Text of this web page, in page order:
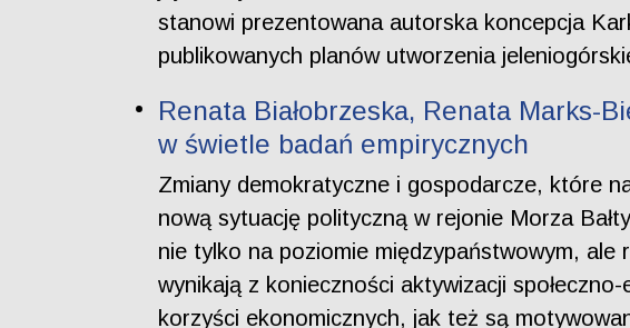
stanowi prezentowana autorska koncepcja
publikowanych planów utworzenia
Renata Białobrzeska, Renata Marks-
w świetle badań empirycznych
Zmiany demokratyczne i gospodarcze, które
nową sytuację polityczną w rejonie Morza
nie tylko na poziomie międzypaństwowym, ale
wynikają z konieczności aktywizacji
korzyści ekonomicznych, jak też są